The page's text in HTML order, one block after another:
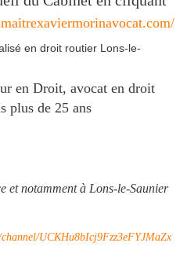
en Droit, avocat en droit
plus de 25 ans
et notamment à Lons-le-Saunier
UCKHu8bIcj9Fzz3eFYJMaZx